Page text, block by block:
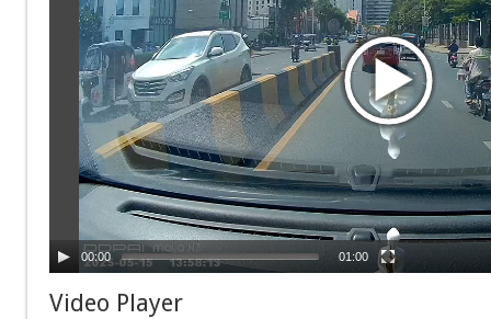
00:00 01:00
Video Player